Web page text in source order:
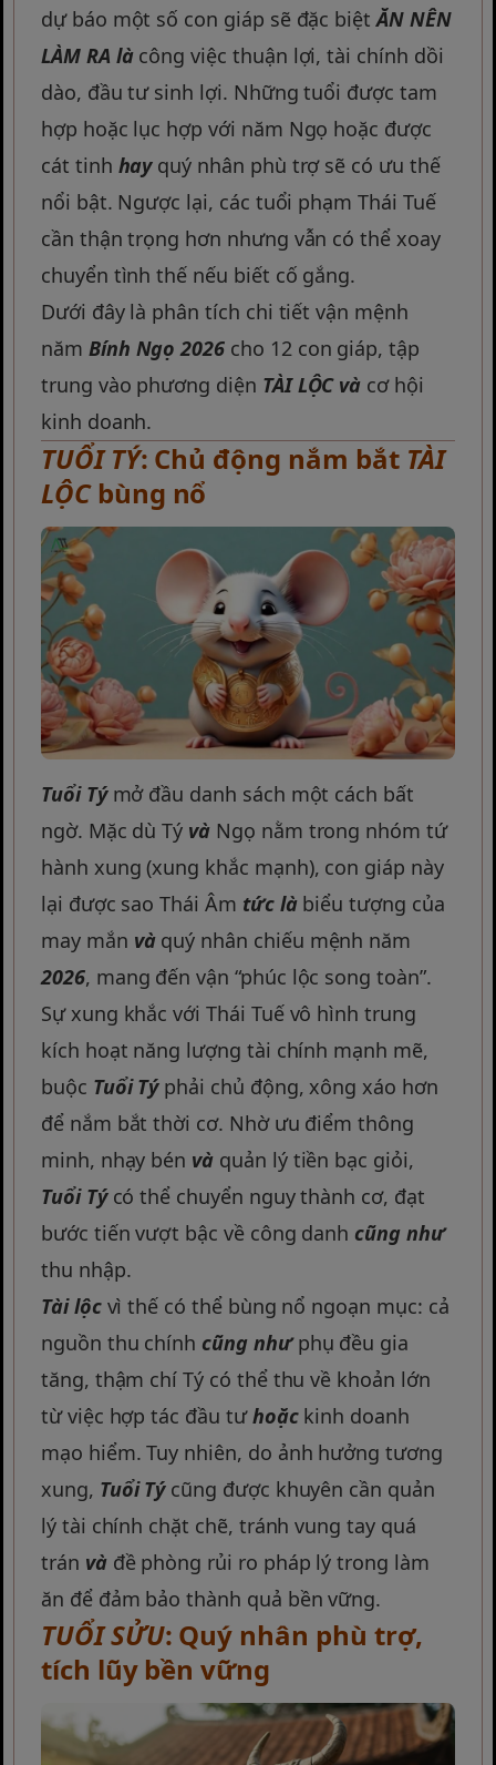
dự báo một số con giáp sẽ đặc biệtĂN NÊN
LÀM RA làcông việc thuận lợi, tài chính dồi
dào, đầu tư sinh lợi. Những tuổi được tam
hợp hoặc lục hợp với năm Ngọ hoặc được
cát tinh hayquý nhân phù trợ sẽ có ưu thế
nổi bật. Ngược lại, các tuổi phạm Thái Tuế
cần thận trọng hơn nhưng vẫn có thể xoay
chuyển tình thế nếu biết cố gắng.
Dưới đây là phân tích chi tiết vận mệnh
năm Bính Ngọ 2026 cho 12 con giáp, tập
trung vào phương diện TÀI LỘC và cơ hội
kinh doanh.
TUỔI TÝ: Chủ động nắm bắt TÀI
LỘCbùng nổ
Tuổi Týmở đầu danh sách một cách bất
ngờ. Mặc dù Tý và Ngọ nằm trong nhóm tứ
hành xung (xung khắc mạnh), con giáp này
lại được sao Thái Âm tức làbiểu tượng của
may mắn vàquý nhân chiếu mệnh năm
2026, mang đến vận “phúc lộc song toàn”.
Sự xung khắc với Thái Tuế vô hình trung
kích hoạt năng lượng tài chính mạnh mẽ,
buộc Tuổi Týphải chủ động, xông xáo hơn
để nắm bắt thời cơ. Nhờ ưu điểm thông
minh, nhạy bén và quản lý tiền bạc giỏi,
Tuổi Týcó thể chuyển nguy thành cơ, đạt
bước tiến vượt bậc về công danh cũng như
thu nhập.
Tài lộcvì thế có thể bùng nổ ngoạn mục: cả
nguồn thu chính cũng nhưphụ đều gia
tăng, thậm chí Tý có thể thu về khoản lớn
từ việc hợp tác đầu tưhoặckinh doanh
mạo hiểm. Tuy nhiên, do ảnh hưởng tương
xung, Tuổi Týcũng được khuyên cần quản
lý tài chính chặt chẽ, tránh vung tay quá
trán vàđề phòng rủi ro pháp lý trong làm
ăn để đảm bảo thành quả bền vững.
TUỔI SỬU: Quý nhân phù trợ,
tích lũy bền vững